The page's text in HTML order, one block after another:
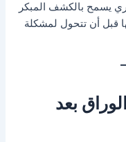
يسمح بالكشف المبكر
قبل أن تتحول لمشكلة
بعد